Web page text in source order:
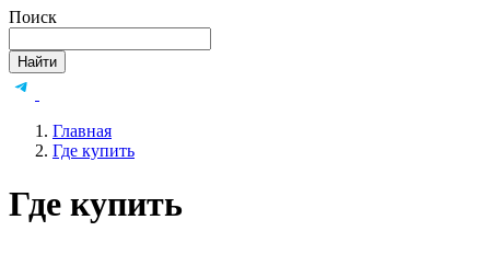
Поиск
Найти
Главная
Где купить
Где купить